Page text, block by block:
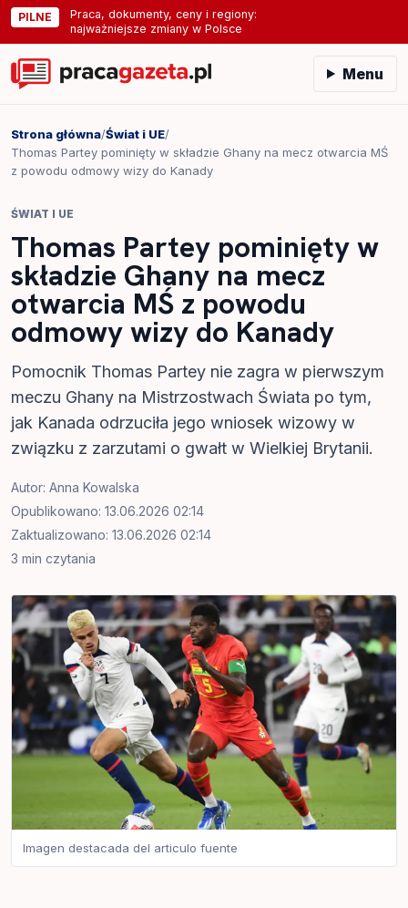
PILNE
Praca, dokumenty, ceny i regiony:
najważniejsze zmiany w Polsce
Menu
Strona główna/Świat i UE/
Thomas Partey pominięty w składzie Ghany na mecz otwarcia MŚ
z powodu odmowy wizy do Kanady
ŚWIAT I UE
Thomas Partey pominięty w
składzie Ghany na mecz
otwarcia MŚ z powodu
odmowy wizy do Kanady
Pomocnik Thomas Partey nie zagra w pierwszym
meczu Ghany na Mistrzostwach Świata po tym,
jak Kanada odrzuciła jego wniosek wizowy w
związku z zarzutami o gwałt w Wielkiej Brytanii.
Autor: Anna Kowalska
Opublikowano: 13.06.2026 02:14
Zaktualizowano: 13.06.2026 02:14
3 min czytania
Imagen destacada del articulo fuente